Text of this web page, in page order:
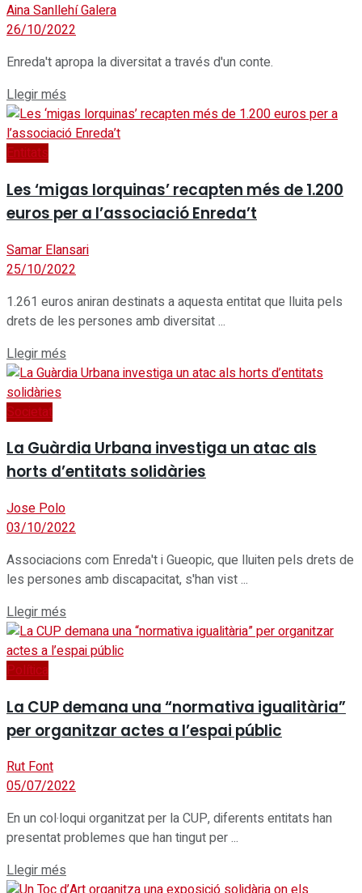
Aina Sanllehí Galera
26/10/2022
Enreda't apropa la diversitat a través d'un conte.
Llegir més
Entitats
Les ‘migas lorquinas’ recapten més de 1.200
euros per a l’associació Enreda’t
Samar Elansari
25/10/2022
1.261 euros aniran destinats a aquesta entitat que lluita pels
drets de les persones amb diversitat ...
Llegir més
Societat
La Guàrdia Urbana investiga un atac als
horts d’entitats solidàries
Jose Polo
03/10/2022
Associacions com Enreda't i Gueopic, que lluiten pels drets de
les persones amb discapacitat, s'han vist ...
Llegir més
Política
La CUP demana una “normativa igualitària”
per organitzar actes a l’espai públic
Rut Font
05/07/2022
En un col·loqui organitzat per la CUP, diferents entitats han
presentat problemes que han tingut per ...
Llegir més